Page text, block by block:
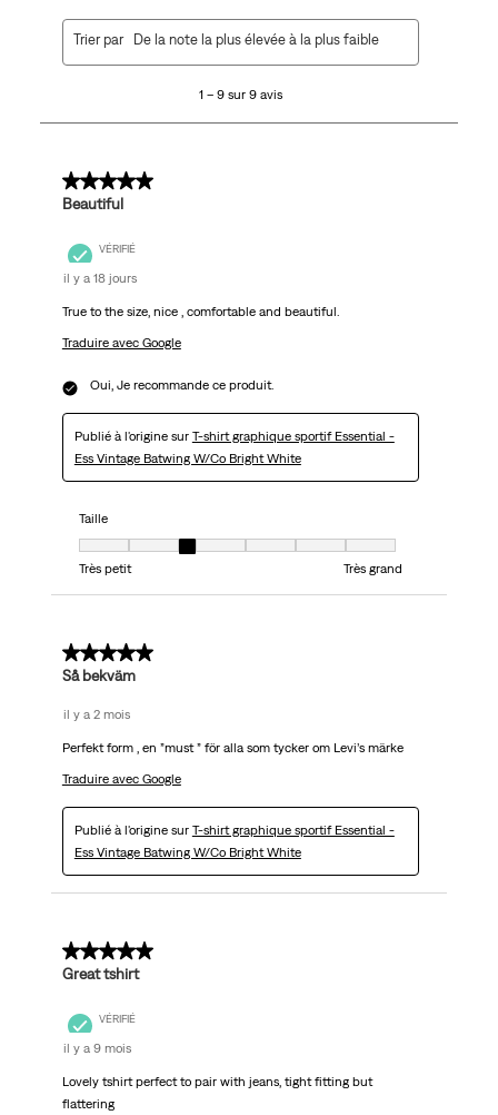
9
1 – 9 sur 9 avis
Trier par De la note la plus élevée à la plus faible
5 sur 5 étoiles.
Beautiful
VÉRIFIÉ
il y a 18 jours
True to the size, nice , comfortable and beautiful.
Traduire avec Google
Oui, Je recommande ce produit.
Publié à l'origine sur T-shirt graphique sportif Essential -
Ess Vintage Batwing W/Co Bright White
Taille
Taille, 3 sur 7, où 1 est égal à Très petit et 7 est égal à Très grand
Très petit
Très grand
5 sur 5 étoiles.
Så bekväm
il y a 2 mois
Perfekt form , en ”must ” för alla som tycker om Levi’s märke
Traduire avec Google
Publié à l'origine sur T-shirt graphique sportif Essential -
Ess Vintage Batwing W/Co Bright White
5 sur 5 étoiles.
Great tshirt
VÉRIFIÉ
il y a 9 mois
Lovely tshirt perfect to pair with jeans, tight fitting but
flattering